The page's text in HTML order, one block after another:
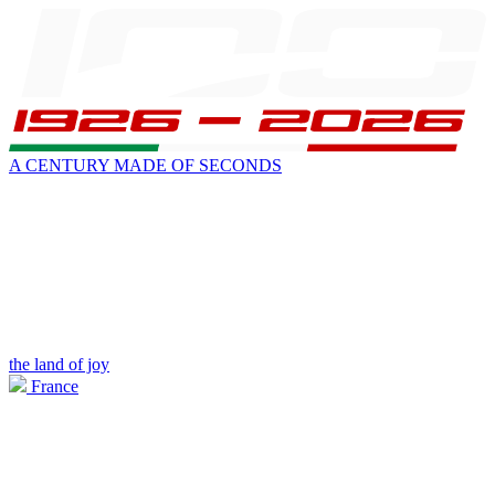
A CENTURY MADE OF SECONDS
the land of joy
France